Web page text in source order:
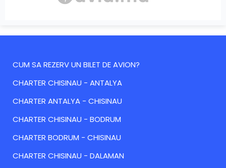
CUM SA REZERV UN BILET DE AVION?
CHARTER CHISINAU - ANTALYA
CHARTER ANTALYA - CHISINAU
CHARTER CHISINAU - BODRUM
CHARTER BODRUM - CHISINAU
CHARTER CHISINAU - DALAMAN